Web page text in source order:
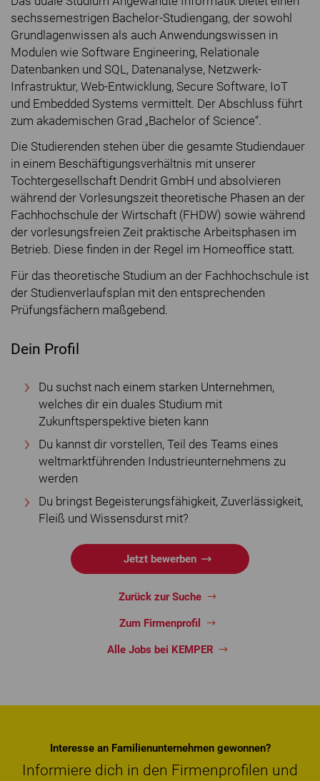
sechssemestrigen Bachelor-Studiengang, der sowohl
Grundlagenwissen als auch Anwendungswissen in
Modulen wie Software Engineering, Relationale
Datenbanken und SQL, Datenanalyse, Netzwerk-
Infrastruktur, Web-Entwicklung, Secure Software, IoT
und Embedded Systems vermittelt. Der Abschluss führt
zum akademischen Grad „Bachelor of Science“.
Die Studierenden stehen über die gesamte Studiendauer
in einem Beschäftigungsverhältnis mit unserer
Tochtergesellschaft Dendrit GmbH und absolvieren
während der Vorlesungszeit theoretische Phasen an der
Fachhochschule der Wirtschaft (FHDW) sowie während
der vorlesungsfreien Zeit praktische Arbeitsphasen im
Betrieb. Diese finden in der Regel im Homeoffice statt.
Für das theoretische Studium an der Fachhochschule ist
der Studienverlaufsplan mit den entsprechenden
Prüfungsfächern maßgebend.
Dein Profil
Du suchst nach einem starken Unternehmen,
welches dir ein duales Studium mit
Zukunftsperspektive bieten kann
Du kannst dir vorstellen, Teil des Teams eines
weltmarktführenden Industrieunternehmens zu
werden
Du bringst Begeisterungsfähigkeit, Zuverlässigkeit,
Fleiß und Wissensdurst mit?
Jetzt bewerben
Zurück zur Suche
Zum Firmenprofil
Alle Jobs bei KEMPER
Interesse an Familienunternehmen gewonnen?
Informiere dich in den Firmenprofilen und